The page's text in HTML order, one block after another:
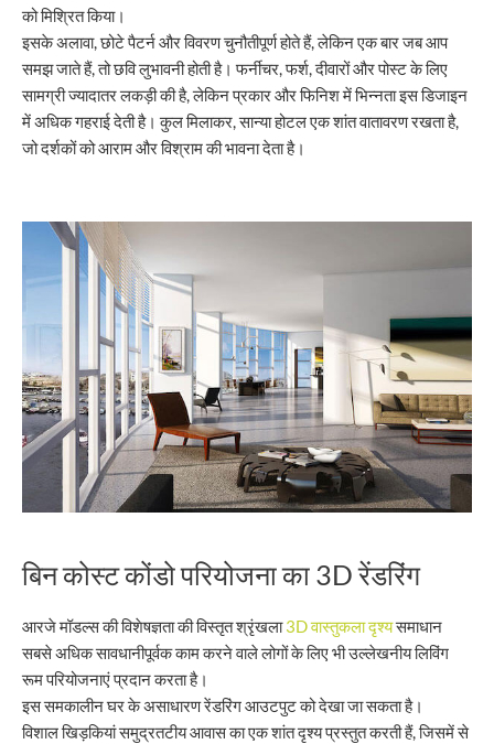
को मिश्रित किया।
इसके अलावा, छोटे पैटर्न और विवरण चुनौतीपूर्ण होते हैं, लेकिन एक बार जब आप
समझ जाते हैं, तो छवि लुभावनी होती है। फर्नीचर, फर्श, दीवारों और पोस्ट के लिए
सामग्री ज्यादातर लकड़ी की है, लेकिन प्रकार और फिनिश में भिन्नता इस डिजाइन
में अधिक गहराई देती है। कुल मिलाकर, सान्या होटल एक शांत वातावरण रखता है,
जो दर्शकों को आराम और विश्राम की भावना देता है।
बिन कोस्ट कोंडो परियोजना का 3D रेंडरिंग
आरजे मॉडल्स की विशेषज्ञता की विस्तृत श्रृंखला3D वास्तुकला दृश्यसमाधान
सबसे अधिक सावधानीपूर्वक काम करने वाले लोगों के लिए भी उल्लेखनीय लिविंग
रूम परियोजनाएं प्रदान करता है।
इस समकालीन घर के असाधारण रेंडरिंग आउटपुट को देखा जा सकता है।
विशाल खिड़कियां समुद्रतटीय आवास का एक शांत दृश्य प्रस्तुत करती हैं, जिसमें से